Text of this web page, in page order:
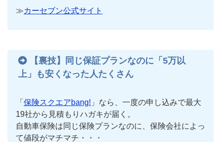
≫カーセブン公式サイト
【裏技】同じ保証プランなのに「5万以
上」も安くなった人たくさん
「 保険スクエアbang! 」なら、一度の申し込みで最大
19社から見積もりハガキが届く。
自動車保険は同じ保険プランなのに、保険会社によっ
て値段がマチマチ・・・